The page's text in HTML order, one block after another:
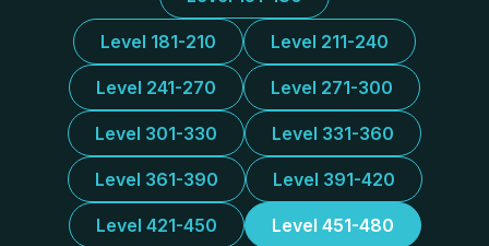
Level 181-210 Level 211-240
Level 241-270 Level 271-300
Level 301-330 Level 331-360
Level 361-390 Level 391-420
Level 421-450 Level 451-480